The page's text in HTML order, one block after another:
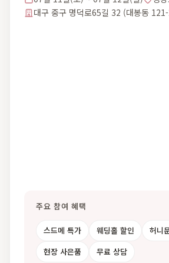
대구 중구 명덕로65길 32 (대봉동
주요 참여 혜택
스드메 특가 웨딩홀 할인
허니
현장 사은품
무료 상담